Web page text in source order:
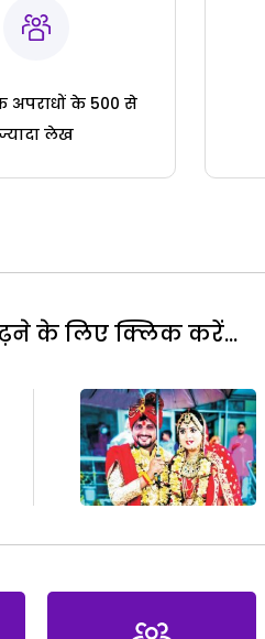
अपराधों के 500 से
लेख
के लिए क्लिक करें...